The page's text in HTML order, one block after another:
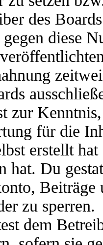
des
diese
zur
für die
erstellt
hat. Du
zu sperren.
dem